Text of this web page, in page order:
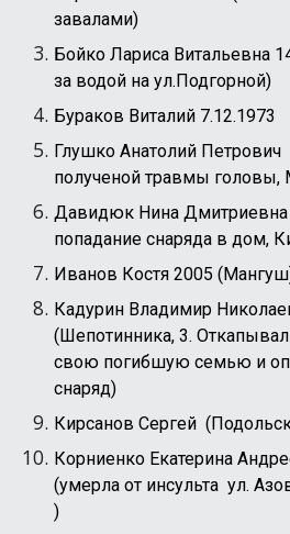
завалами)
Бойко Лариса Витальевна
за водой на ул.Подгорной)
Бураков Виталий 7.12.1973
Глушко Анатолий Петрович
полученой травмы головы,
Давидюк Нина Дмитриевна
попадание снаряда в дом,
Иванов Костя 2005
Кадурин Владимир
(Шепотинника, 3.
свою погибшую семью и
снаряд)
Кирсанов Сергей
Корниенко Екатерина
(умерла от инсульта ул.
)